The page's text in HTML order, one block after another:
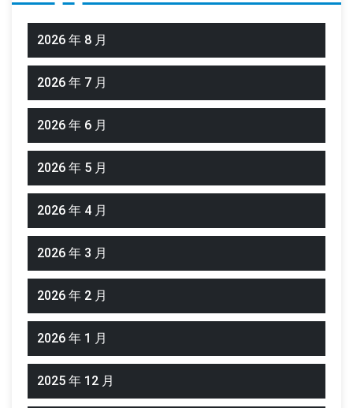
2026 年 8 月
2026 年 7 月
2026 年 6 月
2026 年 5 月
2026 年 4 月
2026 年 3 月
2026 年 2 月
2026 年 1 月
2025 年 12 月